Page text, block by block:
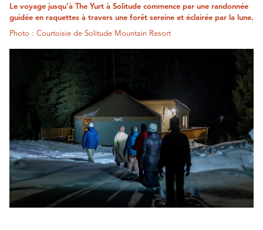
Le voyage jusqu'à The Yurt à Solitude commence par une randonnée
guidée en raquettes à travers une forêt sereine et éclairée par la lune.
Photo : Courtoisie de Solitude Mountain Resort